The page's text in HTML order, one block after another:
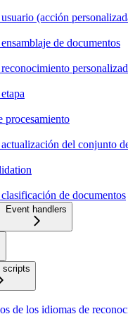
(acción
de documentos
procesamiento
del conjunto
de documentos
Event handlers
scripts
de los idiomas de